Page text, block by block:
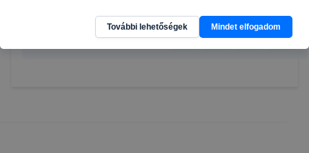
További lehetőségek Mindet elfogadom